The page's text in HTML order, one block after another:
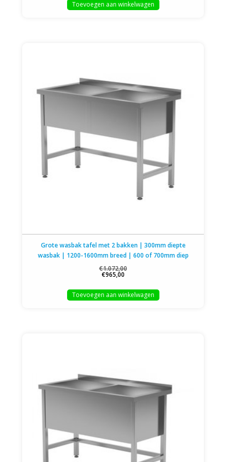
Toevoegen aan winkelwagen
Grote wasbak tafel met 2 bakken | 300mm diepte
wasbak | 1200-1600mm breed | 600 of 700mm diep
€1.072,00
€965,00
Toevoegen aan winkelwagen